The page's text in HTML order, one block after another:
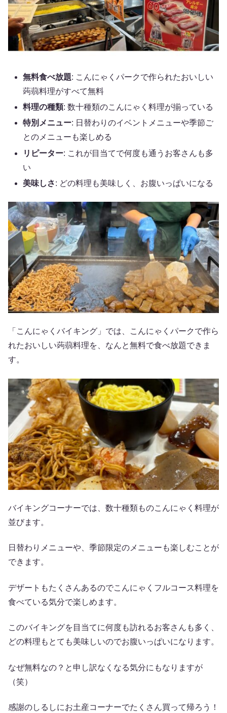
無料食べ放題: こんにゃくパークで作られたおいしい
蒟蒻料理がすべて無料
料理の種類: 数十種類のこんにゃく料理が揃っている
特別メニュー: 日替わりのイベントメニューや季節ご
とのメニューも楽しめる
リピーター: これが目当てで何度も通うお客さんも多
い
美味しさ: どの料理も美味しく、お腹いっぱいになる
「こんにゃくバイキング」では、こんにゃくパークで作ら
れたおいしい蒟蒻料理を、なんと無料で食べ放題できま
す。
バイキングコーナーでは、数十種類ものこんにゃく料理が
並びます。
日替わりメニューや、季節限定のメニューも楽しむことが
できます。
デザートもたくさんあるのでこんにゃくフルコース料理を
食べている気分で楽しめます。
このバイキングを目当てに何度も訪れるお客さんも多く、
どの料理もとても美味しいのでお腹いっぱいになります。
なぜ無料なの？と申し訳なくなる気分にもなりますが
（笑）
感謝のしるしにお土産コーナーでたくさん買って帰ろう！